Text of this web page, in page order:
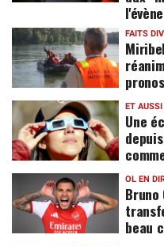
FAITS
ET
Une
OL EN
Bruno
beau